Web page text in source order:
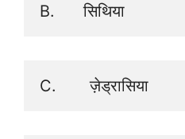
B.      सिथिया
C.       ज़ेड्रासिया